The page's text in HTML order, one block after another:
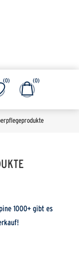
(0) (0)
1000+ gibt es